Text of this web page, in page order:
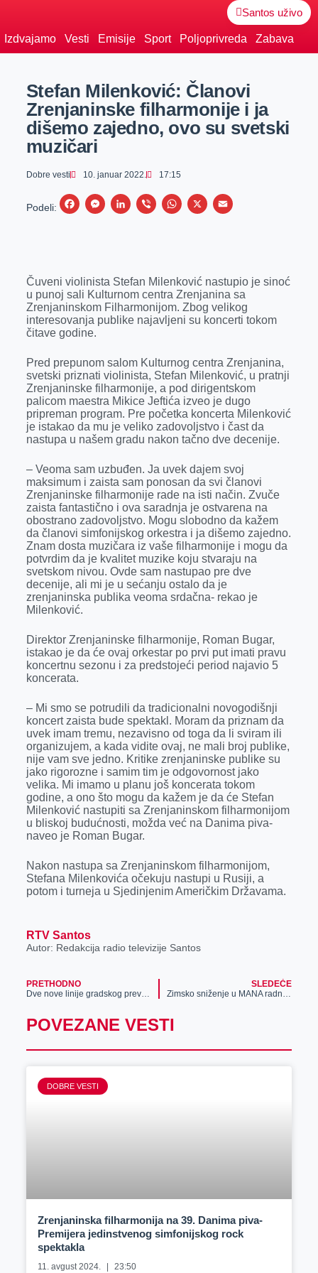
Santos uživo
Izdvajamo Vesti Emisije Sport Poljoprivreda Zabava
Stefan Milenković: Članovi
Zrenjaninske filharmonije i ja
dišemo zajedno, ovo su svetski
muzičari
Dobre vesti 10. januar 2022. 17:15
Podeli:
F
b
o
o
M
e
n
g
r
L
e
d
I
V
r
W
s
A
p
X
E
l
Čuveni violinista Stefan Milenković nastupio je sinoć
u punoj sali Kulturnom centra Zrenjanina sa
Zrenjaninskom Filharmonijom. Zbog velikog
interesovanja publike najavljeni su koncerti tokom
čitave godine.
Pred prepunom salom Kulturnog centra Zrenjanina,
svetski priznati violinista, Stefan Milenković, u pratnji
Zrenjaninske filharmonije, a pod dirigentskom
palicom maestra Mikice Jeftića izveo je dugo
pripreman program. Pre početka koncerta Milenković
je istakao da mu je veliko zadovoljstvo i čast da
nastupa u našem gradu nakon tačno dve decenije.
– Veoma sam uzbuđen. Ja uvek dajem svoj
maksimum i zaista sam ponosan da svi članovi
Zrenjaninske filharmonije rade na isti način. Zvuče
zaista fantastično i ova saradnja je ostvarena na
obostrano zadovoljstvo. Mogu slobodno da kažem
da članovi simfonijskog orkestra i ja dišemo zajedno.
Znam dosta muzičara iz vaše filharmonije i mogu da
potvrdim da je kvalitet muzike koju stvaraju na
svetskom nivou. Ovde sam nastupao pre dve
decenije, ali mi je u sećanju ostalo da je
zrenjaninska publika veoma srdačna- rekao je
Milenković.
Direktor Zrenjaninske filharmonije, Roman Bugar,
istakao je da će ovaj orkestar po prvi put imati pravu
koncertnu sezonu i za predstojeći period najavio 5
koncerata.
– Mi smo se potrudili da tradicionalni novogodišnji
koncert zaista bude spektakl. Moram da priznam da
uvek imam tremu, nezavisno od toga da li sviram ili
organizujem, a kada vidite ovaj, ne mali broj publike,
nije vam sve jedno. Kritike zrenjaninske publike su
jako rigorozne i samim tim je odgovornost jako
velika. Mi imamo u planu još koncerata tokom
godine, a ono što mogu da kažem je da će Stefan
Milenković nastupiti sa Zrenjaninskom filharmonijom
u bliskoj budućnosti, možda već na Danima piva-
naveo je Roman Bugar.
Nakon nastupa sa Zrenjaninskom filharmonijom,
Stefana Milenkovića očekuju nastupi u Rusiji, a
potom i turneja u Sjedinjenim Američkim Državama.
RTV Santos
Autor: Redakcija radio televizije Santos
PRETHODNO
Dve nove linije gradskog prevoza
SLEDEĆE
Zimsko sniženje u MANA radnjama
POVEZANE VESTI
DOBRE VESTI
Zrenjaninska filharmonija na 39. Danima piva-
Premijera jedinstvenog simfonijskog rock
spektakla
11. avgust 2024. 23:50